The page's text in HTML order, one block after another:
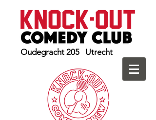
Oudegracht 205 Utrecht